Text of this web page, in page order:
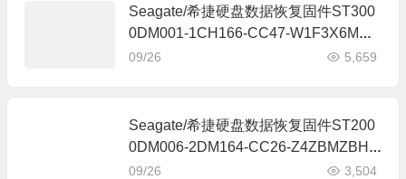
Seagate/希捷硬盘数据恢复固件ST300
0DM001-1CH166-CC47-W1F3X6MR-
MRT全套
09/26 5,659
Seagate/希捷硬盘数据恢复固件ST200
0DM006-2DM164-CC26-Z4ZBMZBH-
MRT无系统文件
09/26 3,504